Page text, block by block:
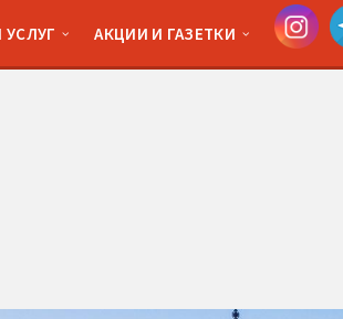
АКЦИИ И ГАЗЕТКИ